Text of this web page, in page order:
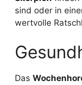
sind oder in
wertvolle
Das